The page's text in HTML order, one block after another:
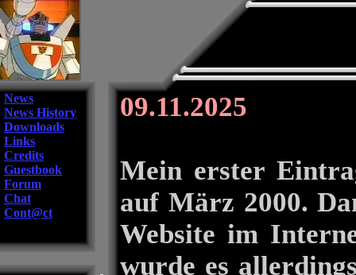
News
News History
Downloads
Links
Credits
Guestbook
Forum
Chat
Cont@ct
09.11.2025
Mein erster
auf März 2000.
Website im
wurde es